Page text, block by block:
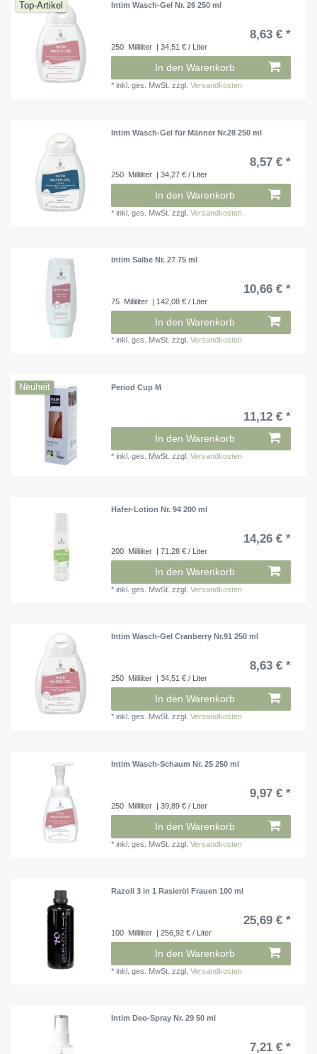
Top-Artikel Intim Wasch-Gel Nr. 26 250 ml
8,63 € *
250 Milliliter | 34,51 € / Liter
In den Warenkorb
*inkl. ges. MwSt. zzgl.Versandkosten
Intim Wasch-Gel für Männer Nr.28 250 ml
8,57 € *
250 Milliliter | 34,27 € / Liter
In den Warenkorb
*inkl. ges. MwSt. zzgl.Versandkosten
Intim Salbe Nr. 27 75 ml
10,66 € *
75 Milliliter | 142,08 € / Liter
In den Warenkorb
*inkl. ges. MwSt. zzgl.Versandkosten
Neuheit Period Cup M
11,12 € *
In den Warenkorb
*inkl. ges. MwSt. zzgl.Versandkosten
Hafer-Lotion Nr. 94 200 ml
14,26 € *
200 Milliliter | 71,28 € / Liter
In den Warenkorb
*inkl. ges. MwSt. zzgl.Versandkosten
Intim Wasch-Gel Cranberry Nr.91 250 ml
8,63 € *
250 Milliliter | 34,51 € / Liter
In den Warenkorb
*inkl. ges. MwSt. zzgl.Versandkosten
Intim Wasch-Schaum Nr. 25 250 ml
9,97 € *
250 Milliliter | 39,89 € / Liter
In den Warenkorb
*inkl. ges. MwSt. zzgl.Versandkosten
Razoli 3 in 1 Rasieröl Frauen 100 ml
25,69 € *
100 Milliliter | 256,92 € / Liter
In den Warenkorb
*inkl. ges. MwSt. zzgl.Versandkosten
Intim Deo-Spray Nr. 29 50 ml
7,21 € *